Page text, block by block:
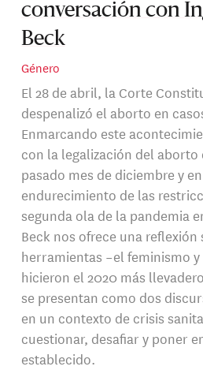
conversación con
Beck
Género
El 28 de abril, la Corte
despenalizó el aborto en
Enmarcando este
con la legalización del aborto
pasado mes de diciembre y
endurecimiento de las
segunda ola de la pandemia
Beck nos ofrece una reflexión
herramientas –el feminismo
hicieron el 2020 más
se presentan como dos
en un contexto de crisis
cuestionar, desafiar y poner
establecido.